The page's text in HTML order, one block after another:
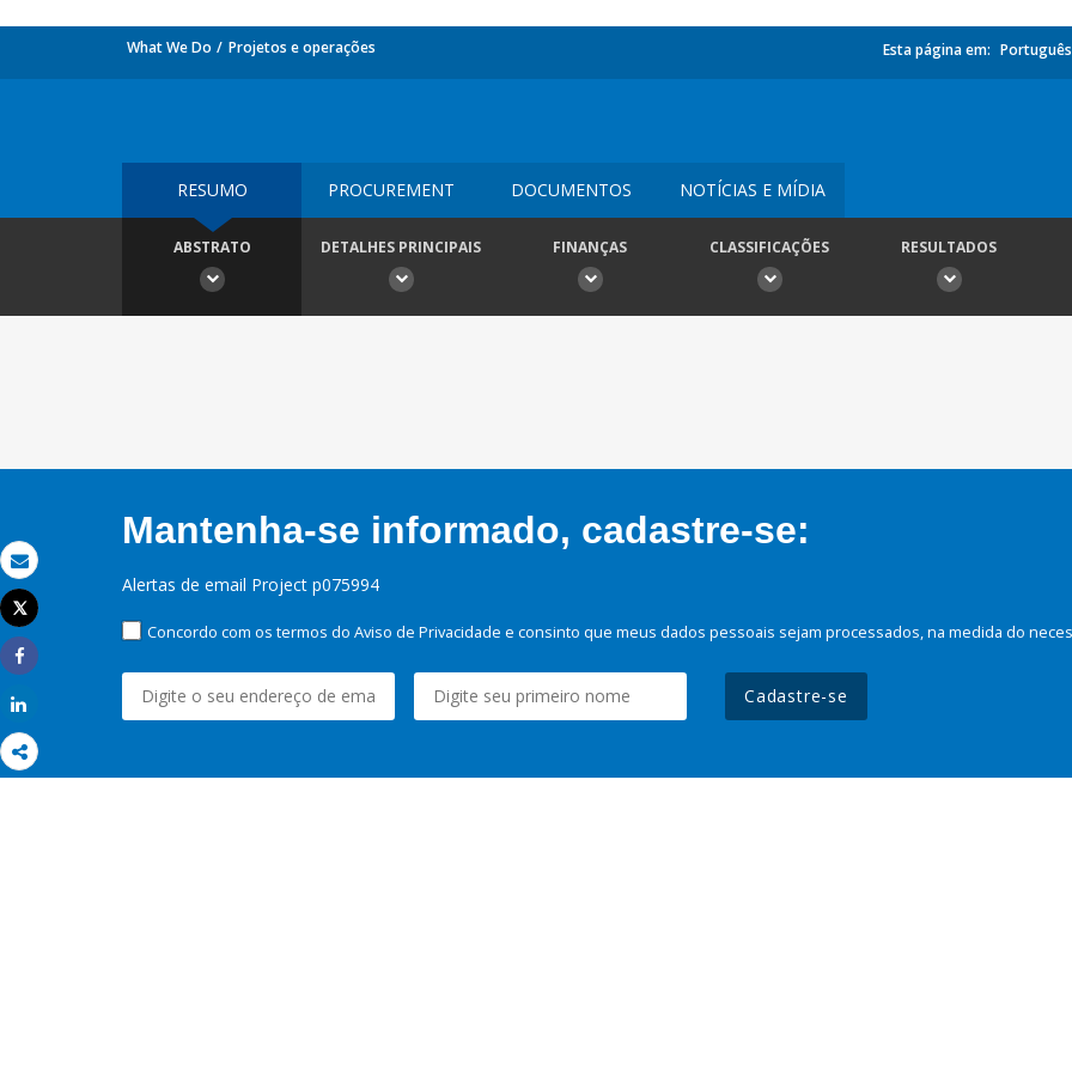
Email
Imprimir
Tweet
Share
What We Do Projetos e operações Esta página em: Português
RESUMO PROCUREMENT DOCUMENTOS NOTÍCIAS E MÍDIA
ABSTRATO DETALHES PRINCIPAIS FINANÇAS CLASSIFICAÇÕES RESULTADOS
Mantenha-se informado, cadastre-se:
Alertas de email Project p075994
Concordo com os termos do Aviso de Privacidade e consinto que meus dados pessoais sejam processados, na medida do
Cadastre-se